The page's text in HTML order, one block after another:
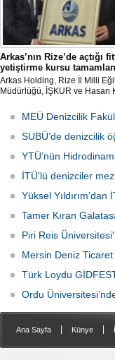
Arkas’nın Rize’de açtığı
yetiştirme kursu
Arkas Holding, Rize İl Milli
Müdürlüğü, İŞKUR ve Hasan
Tamir Ustası (Fitter) Yetiştirme
tamamlandı. Kursu başarıyla
tamamlayıp sınavı geçecek
Arkas Deniz Ticaret
alacak.
MEÜ Denizcilik
SUBÜ’de denizcilik
YTÜ’nün
İTÜ'lü denizciler
Yüksel
Tamer Kıran
Piri Reis
Mersin Deniz Ticaret
Türk Loydu
Ordu
Ana Sayfa Künye